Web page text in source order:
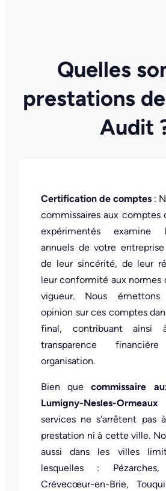
Quelles
prestations
Audit
Certification de comptes :
commissaires aux comptes
expérimentés examine
annuels de votre entreprise
de leur sincérité, de leur
leur conformité aux normes
vigueur. Nous
opinion sur ces comptes
final, contribuant ainsi
transparence
organisation.
Bien quecommissaire
Lumigny-Nesles-
services ne s'arrêtent pas
prestation ni à cette ville.
aussi dans les villes
lesquelles : Pézarches,
Crèvecœur-en-Brie,